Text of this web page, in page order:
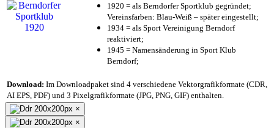
1920 = als Berndorfer Sportklub gegründet;
Vereinsfarben: Blau-Weiß – später eingestellt;
1934 = als Sport Vereinigung Berndorf
reaktiviert;
1945 = Namensänderung in Sport Klub
Berndorf;
Download: Im Downloadpaket sind 4 verschiedene Vektorgrafikformate (CDR,
AI EPS, PDF) und 3 Pixelgrafikformate (JPG, PNG, GIF) enthalten.
×
×